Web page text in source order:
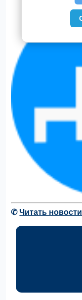
✆Читать